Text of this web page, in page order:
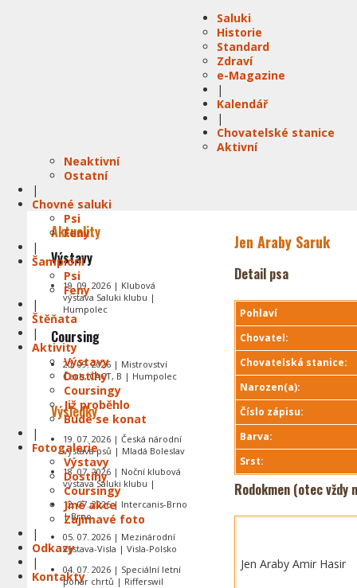
Saluki
Historie
Standard
Zdraví
e-Magazine
|
Kalendář
|
Chovatelské stanice
Aktivní
Neaktivní
Ostatní
|
Chovné saluki
Psi
Feny
|
Šampióni
Psi
Feny
|
Štěňata
|
Aktivity
Výstavy
Dostihy
Coursingy
Již proběhlo
Bude se konat
|
Fotogalerie
Výstavy
Dostihy
Coursingy
Jiné akce
Zajímavé foto
|
Odkazy
|
Kontakty
Jen Araby Saruk
Detail psa
Pohlaví
Chovatel:
Chovatelská stanice:
Narozen(a):
Číslo zápisu:
Barva:
Srst:
Rodokmen (otec vždy
Jen Araby Amir Hasir
Aktuality
Výstavy
19. 09. 2026 | Klubová
výstava Saluki klubu |
Humpolec
Coursing
20. 09. 2026 | Mistrovství
Čech, CACT, B | Humpolec
Výsledky
19. 07. 2026 | Česká národní
výstava psů | Mladá Boleslav
18. 07. 2026 | Noční klubová
výstava Saluki klubu |
12. 07. 2026 | Intercanis-Brno
| Brno
05. 07. 2026 | Mezinárodní
výstava-Visla | Visla-Polsko
04. 07. 2026 | Speciální letní
pohár chrtů | Rifferswil